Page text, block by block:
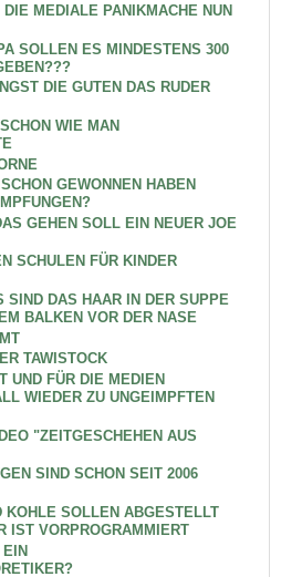
MEDIALE PANIKMACHE NUN
SOLLEN ES MINDESTENS 300
DIE GUTEN DAS RUDER
WIE MAN
GEWONNEN HABEN
GEHEN SOLL EIN NEUER JOE
SCHULEN FÜR KINDER
SIND DAS HAAR IN DER SUPPE
BALKEN VOR DER NASE
TAWISTOCK
UND FÜR DIE MEDIEN
WIEDER ZU UNGEIMPFTEN
"ZEITGESCHEHEN AUS
SIND SCHON SEIT 2006
KOHLE SOLLEN ABGESTELLT
IST VORPROGRAMMIERT
EIN